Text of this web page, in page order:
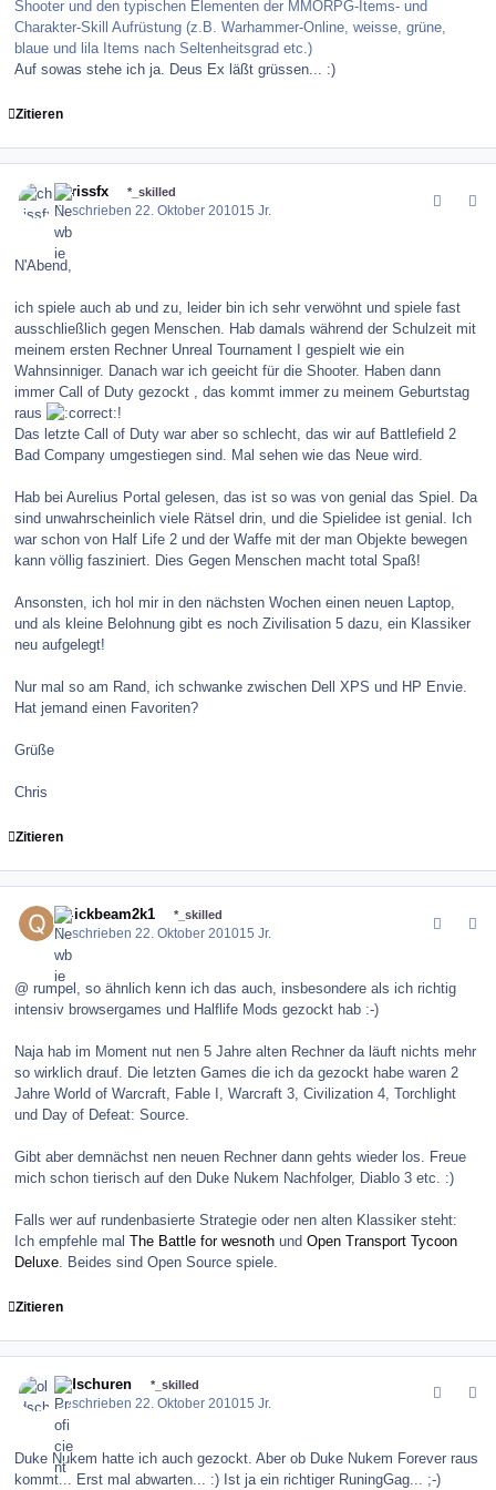
Shooter und den typischen Elementen der MMORPG-Items- und
Charakter-Skill Aufrüstung (z.B. Warhammer-Online, weisse, grüne,
blaue und lila Items nach Seltenheitsgrad etc.)
Auf sowas stehe ich ja. Deus Ex läßt grüssen... :)
Zitieren
chrissfx *_skilled
Geschrieben22. Oktober 201015 Jr.
N'Abend,
ich spiele auch ab und zu, leider bin ich sehr verwöhnt und spiele fast
ausschließlich gegen Menschen. Hab damals während der Schulzeit mit
meinem ersten Rechner Unreal Tournament I gespielt wie ein
Wahnsinniger. Danach war ich geeicht für die Shooter. Haben dann
immer Call of Duty gezockt , das kommt immer zu meinem Geburtstag
raus
!
Das letzte Call of Duty war aber so schlecht, das wir auf Battlefield 2
Bad Company umgestiegen sind. Mal sehen wie das Neue wird.
Hab bei Aurelius Portal gelesen, das ist so was von genial das Spiel. Da
sind unwahrscheinlich viele Rätsel drin, und die Spielidee ist genial. Ich
war schon von Half Life 2 und der Waffe mit der man Objekte bewegen
kann völlig fasziniert. Dies Gegen Menschen macht total Spaß!
Ansonsten, ich hol mir in den nächsten Wochen einen neuen Laptop,
und als kleine Belohnung gibt es noch Zivilisation 5 dazu, ein Klassiker
neu aufgelegt!
Nur mal so am Rand, ich schwanke zwischen Dell XPS und HP Envie.
Hat jemand einen Favoriten?
Grüße
Chris
Zitieren
Quickbeam2k1 *_skilled
Geschrieben22. Oktober 201015 Jr.
@ rumpel, so ähnlich kenn ich das auch, insbesondere als ich richtig
intensiv browsergames und Halflife Mods gezockt hab :-)
Naja hab im Moment nut nen 5 Jahre alten Rechner da läuft nichts mehr
so wirklich drauf. Die letzten Games die ich da gezockt habe waren 2
Jahre World of Warcraft, Fable I, Warcraft 3, Civilization 4, Torchlight
und Day of Defeat: Source.
Gibt aber demnächst nen neuen Rechner dann gehts wieder los. Freue
mich schon tierisch auf den Duke Nukem Nachfolger, Diablo 3 etc. :)
Falls wer auf rundenbasierte Strategie oder nen alten Klassiker steht:
Ich empfehle mal The Battle for wesnoth und Open Transport Tycoon
Deluxe . Beides sind Open Source spiele.
Zitieren
oldschuren *_skilled
Geschrieben22. Oktober 201015 Jr.
Duke Nukem hatte ich auch gezockt. Aber ob Duke Nukem Forever raus
kommt... Erst mal abwarten... :) Ist ja ein richtiger RuningGag... ;-)